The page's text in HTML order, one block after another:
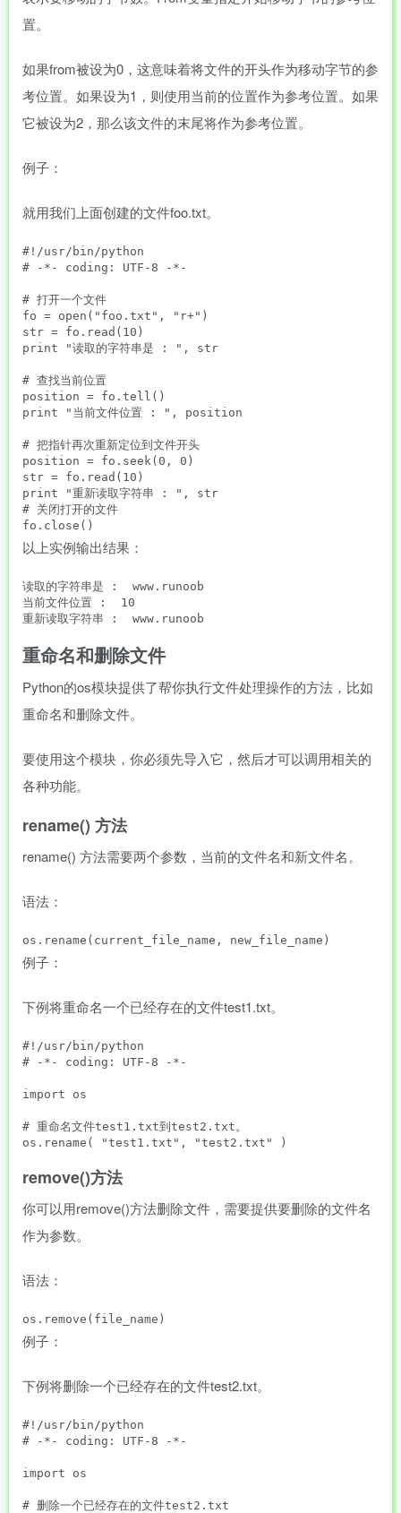
置。
如果from被设为0，这意味着将文件的开头作为移动字节的参
考位置。如果设为1，则使用当前的位置作为参考位置。如果
它被设为2，那么该文件的末尾将作为参考位置。
例子：
就用我们上面创建的文件foo.txt。
#!/usr/bin/python
# -*- coding: UTF-8 -*-
# 打开一个文件
fo = open("foo.txt", "r+")
str = fo.read(10)
print "读取的字符串是 : ", str
# 查找当前位置
position = fo.tell()
print "当前文件位置 : ", position
# 把指针再次重新定位到文件开头
position = fo.seek(0, 0)
str = fo.read(10)
print "重新读取字符串 : ", str
# 关闭打开的文件
以上实例输出结果：
读取的字符串是 :  www.runoob
当前文件位置 :  10
重命名和删除文件
Python的os模块提供了帮你执行文件处理操作的方法，比如
重命名和删除文件。
要使用这个模块，你必须先导入它，然后才可以调用相关的
各种功能。
rename() 方法
rename() 方法需要两个参数，当前的文件名和新文件名。
语法：
例子：
下例将重命名一个已经存在的文件test1.txt。
#!/usr/bin/python
# -*- coding: UTF-8 -*-
import os
# 重命名文件test1.txt到test2.txt。
remove()方法
你可以用remove()方法删除文件，需要提供要删除的文件名
作为参数。
语法：
例子：
下例将删除一个已经存在的文件test2.txt。
#!/usr/bin/python
# -*- coding: UTF-8 -*-
import os
# 删除一个已经存在的文件test2.txt